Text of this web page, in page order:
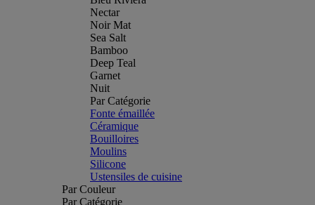
Nectar
Noir Mat
Sea Salt
Bamboo
Deep Teal
Garnet
Nuit
Par Catégorie
Fonte émaillée
Céramique
Bouilloires
Moulins
Silicone
Ustensiles de cuisine
Par Couleur
Par Catégorie